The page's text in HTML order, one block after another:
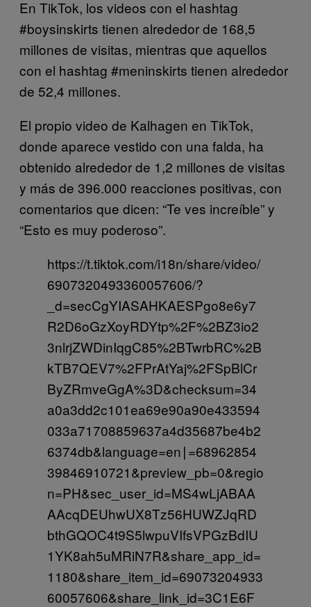
En TikTok, los videos con el hashtag
#boysinskirts tienen alrededor de 168,5
millones de visitas, mientras que aquellos
con el hashtag #meninskirts tienen alrededor
de 52,4 millones.
El propio video de Kalhagen en TikTok,
donde aparece vestido con una falda, ha
obtenido alrededor de 1,2 millones de visitas
y más de 396.000 reacciones positivas, con
comentarios que dicen: “Te ves increíble” y
“Esto es muy poderoso”.
https://t.tiktok.com/i18n/share/video/
6907320493360057606/?
_d=secCgYIASAHKAESPgo8e6y7
R2D6oGzXoyRDYtp%2F%2BZ3io2
3nlrjZWDinIqgC85%2BTwrbRC%2B
kTB7QEV7%2FPrAtYaj%2FSpBlCr
ByZRmveGgA%3D&checksum=34
a0a3dd2c101ea69e90a90e433594
033a71708859637a4d35687be4b2
6374db&language=en∣=68962854
39846910721&preview_pb=0&regio
n=PH&sec_user_id=MS4wLjABAA
AAcqDEUhwUX8Tz56HUWZJqRD
bthGQOC4t9S5lwpuVIfsVPGzBdIU
1YK8ah5uMRiN7R&share_app_id=
1180&share_item_id=69073204933
60057606&share_link_id=3C1E6F